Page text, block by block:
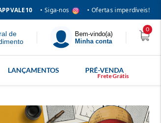
• Siga-nos • Ofertas imperdíveis!
de
Bem-vindo(a)
Minha conta
0
LANÇAMENTOS PRÉ-VENDA